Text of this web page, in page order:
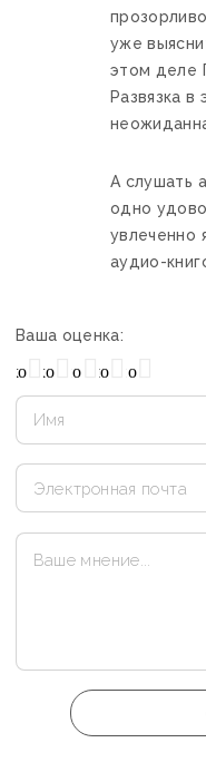
уже
этом деле
Развязка в
А слушать
одно
увлеченно
аудио-
Ваша оценка:
Отлично
Хорошо
Плохо